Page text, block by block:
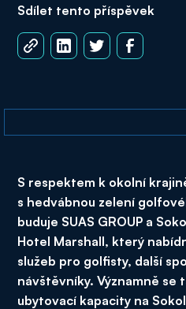
Sdílet tento příspěvek
S respektem k okolní
s hedvábnou zelení
buduje SUAS GROUP a
Hotel Marshall, který
služeb pro golfisty, další
návštěvníky. Významně se
ubytovací kapacity na